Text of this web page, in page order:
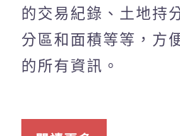
的交易紀錄、土地持
分區和面積等等，方
的所有資訊。